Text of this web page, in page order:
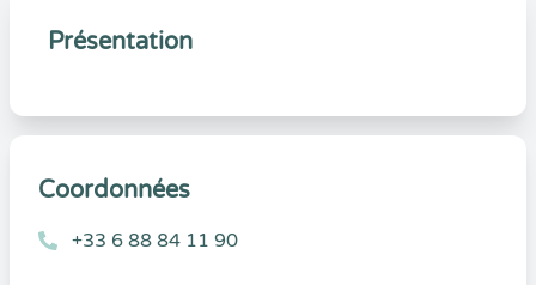
Présentation
Coordonnées
+33 6 88 84 11 90